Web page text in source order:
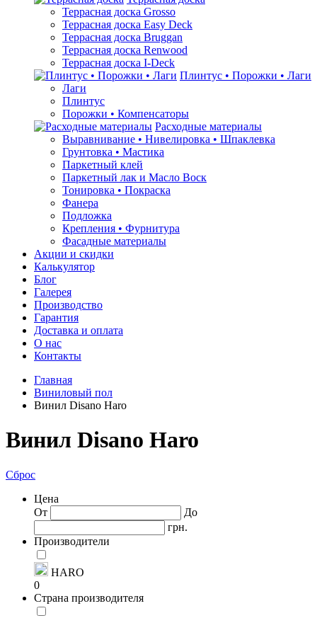
Террасная доска Grosso
Террасная доска Easy Deck
Террасная доска Bruggan
Террасная доска Renwood
Террасная доска I-Deck
Плинтус • Порожки • Лаги
Лаги
Плинтус
Порожки • Компенсаторы
Расходные материалы
Выравнивание • Нивелировка • Шпаклевка
Грунтовкa • Мастика
Паркетный клей
Паркетный лак и Масло Воск
Тонировка • Покраска
Фанера
Подложка
Крепления • Фурнитура
Фасадные материалы
Акции и скидки
Калькулятор
Блог
Галерея
Производство
Гарантия
Доставка и оплата
О нас
Контакты
Главная
Виниловый пол
Винил Disano Haro
Винил Disano Haro
Сброс
Цена
От
До
грн.
Производители
HARO
0
Страна производителя